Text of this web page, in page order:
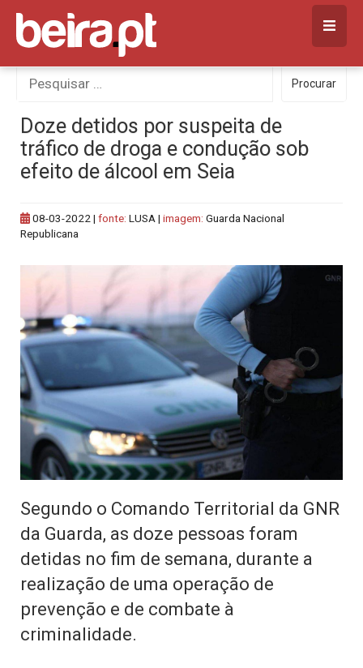
Skip
content
Procurar
por:
Procurar
Doze detidos por suspeita de
tráfico de droga e condução sob
efeito de álcool em Seia
08-03-2022 | fonte: LUSA | imagem: Guarda Nacional
Republicana
Segundo o Comando Territorial da GNR
da Guarda, as doze pessoas foram
detidas no fim de semana, durante a
realização de uma operação de
prevenção e de combate à
criminalidade.